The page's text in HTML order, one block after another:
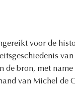
voor de
de bron, met
van Michel de